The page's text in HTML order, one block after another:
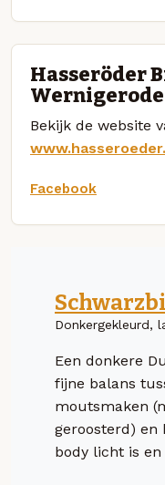
Hasseröder
Wernigerode
Bekijk de website
Facebook
Donkergekleurd,
Een donkere
fijne balans
moutsmaken
geroosterd) en
body licht is en